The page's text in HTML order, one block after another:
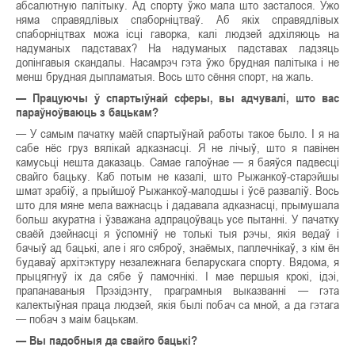
абсалютную палітыку. Ад спорту ўжо мала што засталося. Ужо
няма справядлівых спаборніцтваў. Аб якіх справядлівых
спаборніцтвах можа ісці гаворка, калі людзей адхіляюць на
надуманых падставах? На надуманых падставах ладзяць
допінгавыя скандалы. Насамрэч гэта ўжо брудная палітыка і не
менш брудная дыпламатыя. Вось што сёння спорт, на жаль.
— Працуючы ў спартыўнай сферы, вы адчувалі, што вас
параўноўваюць з бацькам?
— У самым пачатку маёй спартыўнай работы такое было. І я на
сабе нёс груз вялікай адказнасці. Я не лічыў, што я павінен
камусьці нешта даказаць. Самае галоўнае — я баяўся падвесці
свайго бацьку. Каб потым не казалі, што Рыжанкоў-старэйшы
шмат зрабіў, а прыйшоў Рыжанкоў-малодшы і ўсё разваліў. Вось
што для мяне мела важнасць і дадавала адказнасці, прымушала
больш акуратна і ўзважана адпрацоўваць усе пытанні. У пачатку
сваёй дзейнасці я ўспомніў не толькі тыя рэчы, якія ведаў і
бачыў ад бацькі, але і яго сяброў, знаёмых, паплечнікаў, з кім ён
будаваў архітэктуру незалежнага беларускага спорту. Вядома, я
прыцягнуў іх да сябе ў памочнікі. І мае першыя крокі, ідэі,
прапанаваныя Прэзідэнту, праграмныя выказванні — гэта
калектыўная праца людзей, якія былі побач са мной, а да гэтага
— побач з маім бацькам.
— Вы падобныя да свайго бацькі?